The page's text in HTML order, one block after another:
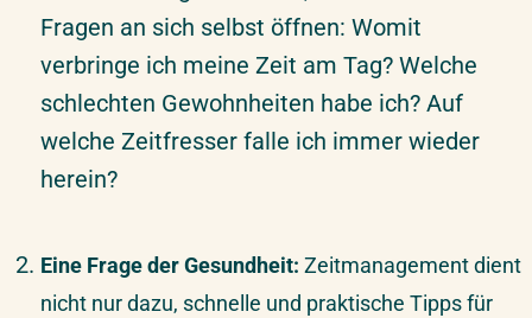
Fragen an sich selbst öffnen: Womit
verbringe ich meine Zeit am Tag? Welche
schlechten Gewohnheiten habe ich? Auf
welche Zeitfresser falle ich immer wieder
herein?
Eine Frage der Gesundheit: Zeitmanagement dient
nicht nur dazu, schnelle und praktische Tipps für